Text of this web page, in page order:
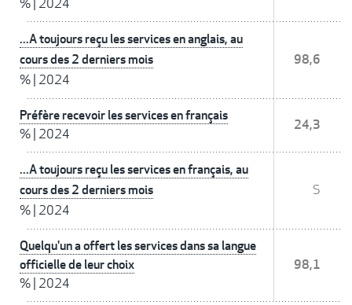
% 2024
...A toujours reçu les services en anglais, au
cours des 2 derniers mois
% 2024
98,6
Préfère recevoir les services en français
% 2024
24,3
...A toujours reçu les services en français, au
cours des 2 derniers mois
% 2024
S
Quelqu'un a offert les services dans sa langue
officielle de leur choix
% 2024
98,1